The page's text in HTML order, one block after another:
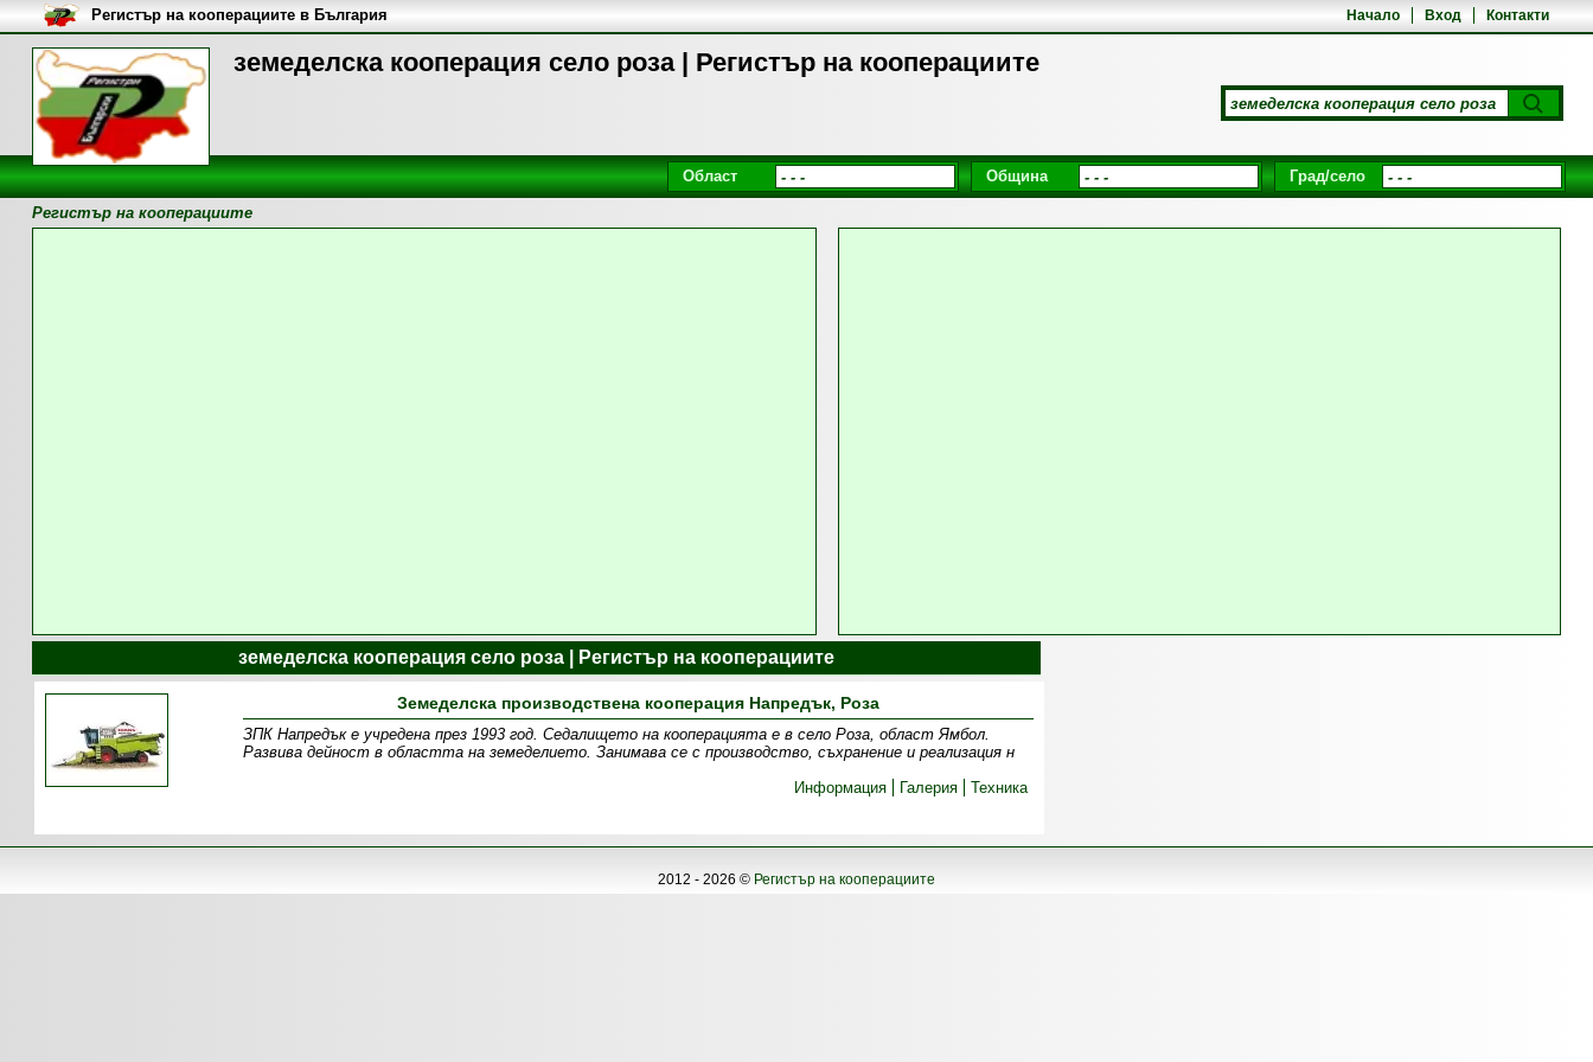
земеделска кооперация село роза | Регистър на кооперациите
Начало Вход Контакти
Регистър на кооперациите в България
Област Община Град/село
Регистър на кооперациите
земеделска кооперация село роза | Регистър на кооперациите
Земеделска производствена кооперация Напредък, Роза
ЗПК Напредък е учредена през 1993 год. Седалището на кооперацията е в село Роза, област Ямбол.
Развива дейност в областта на земеделието. Занимава се с производство, съхранение и реализация н
Информация
Галерия Техника
2012 - 2026 © Регистър на кооперациите